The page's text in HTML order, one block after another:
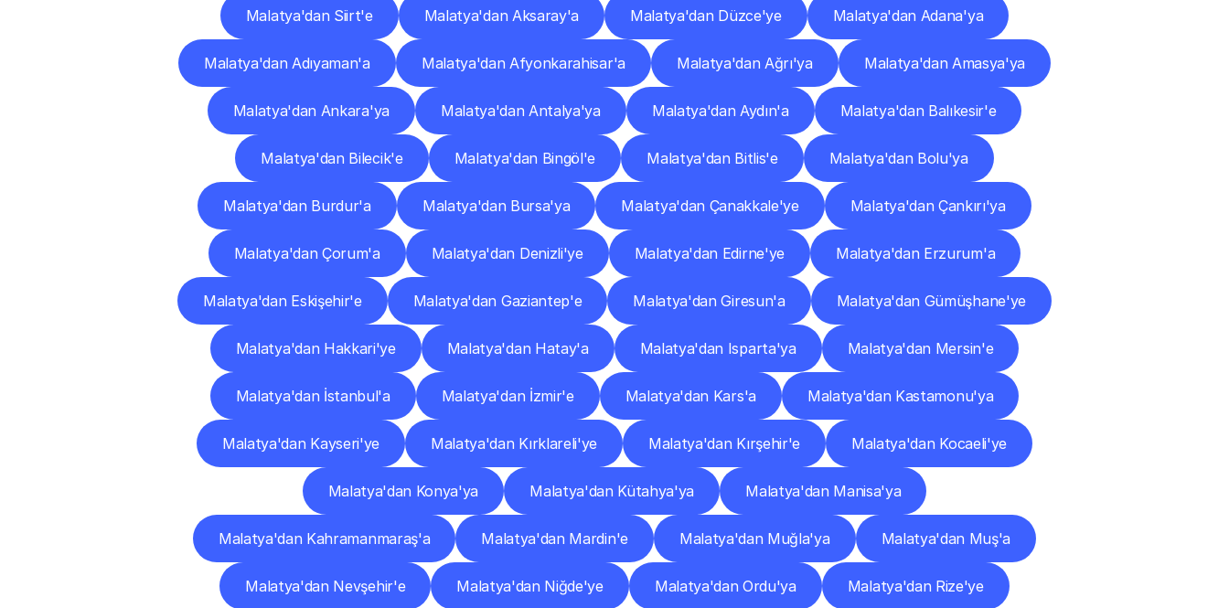
Malatya'dan Siirt'e Malatya'dan Aksaray'a Malatya'dan Düzce'ye Malatya'dan Adana'ya
Malatya'dan Adıyaman'a Malatya'dan Afyonkarahisar'a Malatya'dan Ağrı'ya Malatya'dan Amasya'ya
Malatya'dan Ankara'ya Malatya'dan Antalya'ya Malatya'dan Aydın'a Malatya'dan Balıkesir'e
Malatya'dan Bilecik'e Malatya'dan Bingöl'e Malatya'dan Bitlis'e Malatya'dan Bolu'ya
Malatya'dan Burdur'a Malatya'dan Bursa'ya Malatya'dan Çanakkale'ye Malatya'dan Çankırı'ya
Malatya'dan Çorum'a Malatya'dan Denizli'ye Malatya'dan Edirne'ye Malatya'dan Erzurum'a
Malatya'dan Eskişehir'e Malatya'dan Gaziantep'e Malatya'dan Giresun'a Malatya'dan Gümüşhane'ye
Malatya'dan Hakkari'ye Malatya'dan Hatay'a Malatya'dan Isparta'ya Malatya'dan Mersin'e
Malatya'dan İstanbul'a Malatya'dan İzmir'e Malatya'dan Kars'a Malatya'dan Kastamonu'ya
Malatya'dan Kayseri'ye Malatya'dan Kırklareli'ye Malatya'dan Kırşehir'e Malatya'dan Kocaeli'ye
Malatya'dan Konya'ya Malatya'dan Kütahya'ya Malatya'dan Manisa'ya
Malatya'dan Kahramanmaraş'a Malatya'dan Mardin'e Malatya'dan Muğla'ya Malatya'dan Muş'a
Malatya'dan Nevşehir'e Malatya'dan Niğde'ye Malatya'dan Ordu'ya Malatya'dan Rize'ye